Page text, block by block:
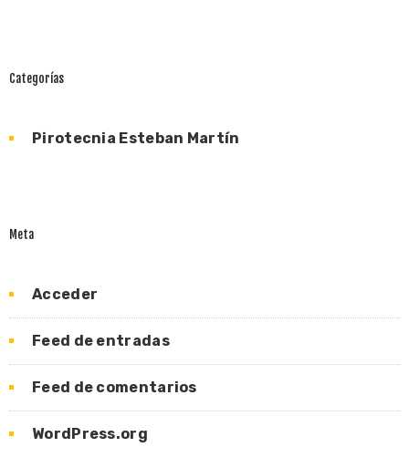
Categorías
Pirotecnia Esteban Martín
Meta
Acceder
Feed de entradas
Feed de comentarios
WordPress.org